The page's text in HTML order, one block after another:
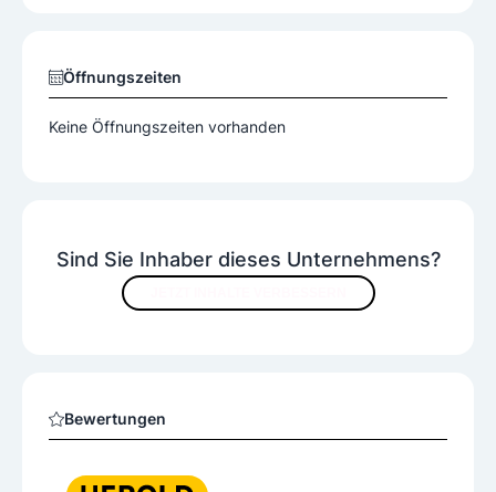
Sind Sie Inhaber dieses Unternehmens?
Bewertungen
Öffnungszeiten
Keine Öffnungszeiten vorhanden